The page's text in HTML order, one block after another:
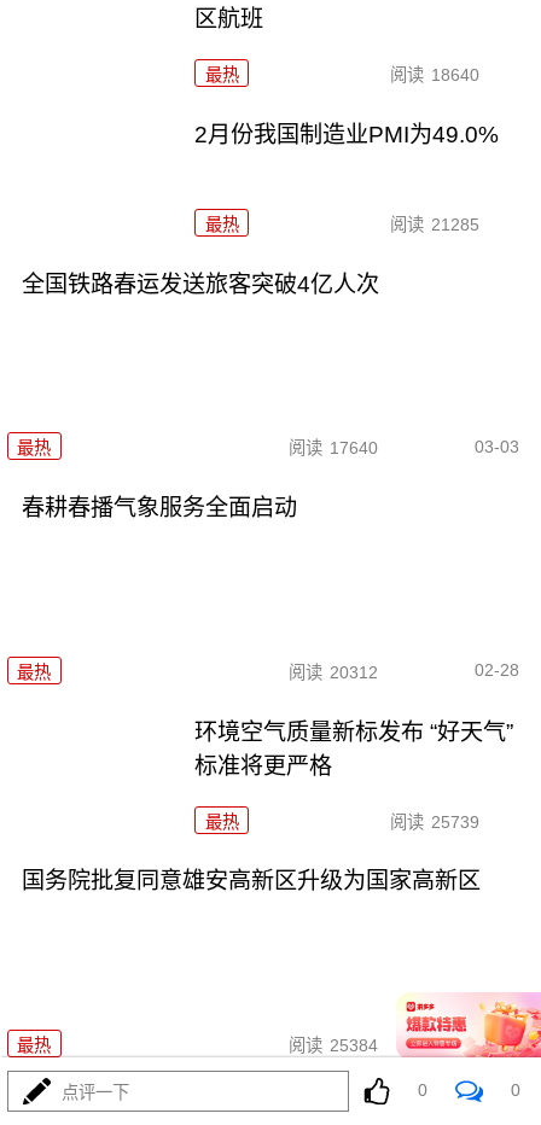
区航班
最热 阅读 18640
2月份我国制造业PMI为49.0%
最热 阅读 21285
全国铁路春运发送旅客突破4亿人次
最热 阅读 17640 03-03
春耕春播气象服务全面启动
最热 阅读 20312 02-28
环境空气质量新标发布 “好天气”
标准将更严格
最热 阅读 25739
国务院批复同意雄安高新区升级为国家高新区
最热 阅读 25384 02-14
全国多地持续回暖 南方将开启新
点评一下 0 0